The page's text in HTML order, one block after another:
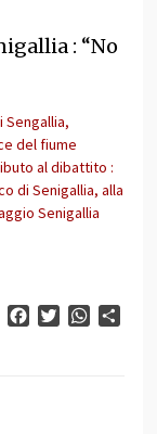
: “No
Sengallia,
del fiume
al dibattito :
di Senigallia, alla
Senigallia
FacebookTwitter